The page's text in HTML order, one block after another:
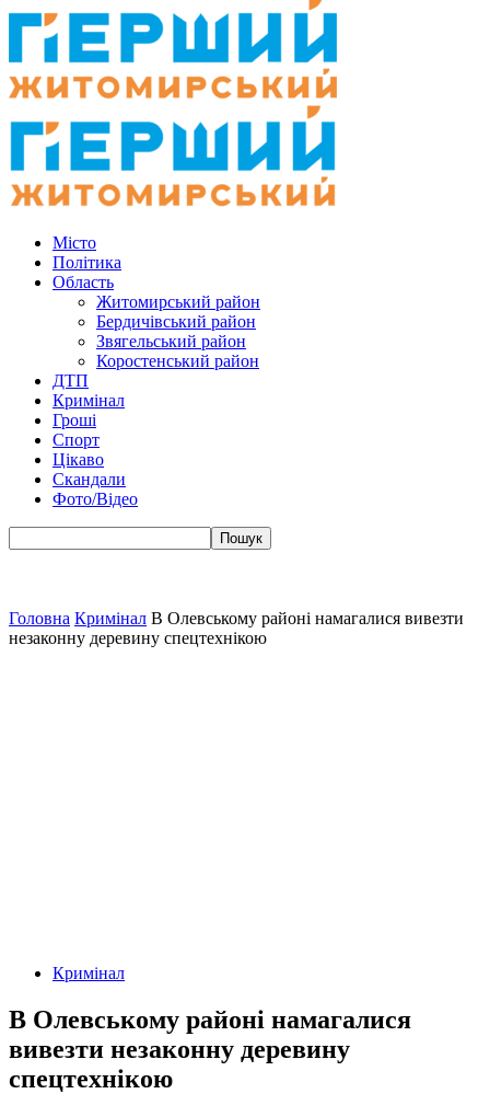
Місто
Політика
Область
Житомирський район
Бердичівський район
Звягельський район
Коростенський район
ДТП
Кримінал
Гроші
Спорт
Цікаво
Скандали
Фото/Відео
Головна Кримінал В Олевському районі намагалися вивезти
незаконну деревину спецтехнікою
Кримінал
В Олевському районі намагалися
вивезти незаконну деревину
спецтехнікою